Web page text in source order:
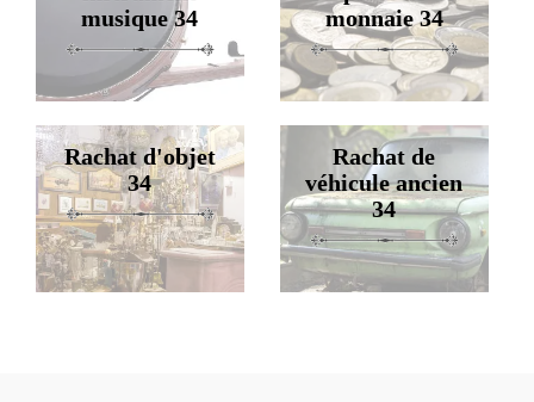
musique 34
monnaie 34
Rachat d'objet
34
Rachat de
véhicule ancien
34